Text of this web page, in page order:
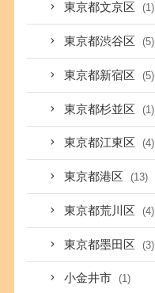
東京都文京区 (1)
東京都渋谷区 (5)
東京都新宿区 (5)
東京都杉並区 (1)
東京都江東区 (4)
東京都港区 (13)
東京都荒川区 (4)
東京都墨田区 (3)
小金井市 (1)